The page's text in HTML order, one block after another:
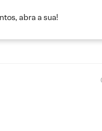
abra a sua!